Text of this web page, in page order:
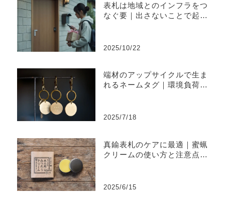
表札は地域とのインフラをつ
なぐ要｜出さないことで起き
2025/10/22
端材のアップサイクルで生ま
れるネームタグ｜環境負荷を
2025/7/18
真鍮表札のケアに最適｜蜜蝋
クリームの使い方と注意点ま
2025/6/15